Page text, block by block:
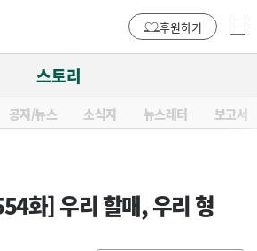
후원하기
스토리
공지/뉴스 소식지 뉴스레터 보고서
화] 우리 할매, 우리 형